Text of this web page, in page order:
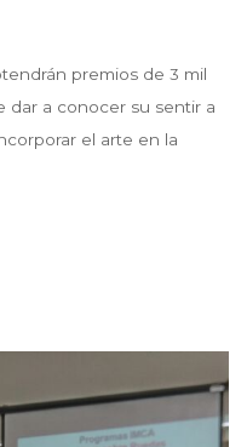
premios de 3 mil
dar a conocer su sentir a
el arte en la